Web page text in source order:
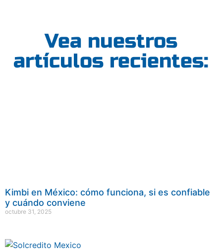
Vea nuestros
artículos recientes:
Kimbi en México: cómo funciona, si es confiable
y cuándo conviene
octubre 31, 2025